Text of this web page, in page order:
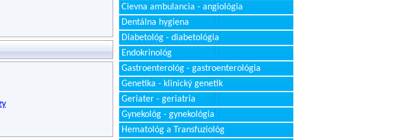
Cievna ambulancia - angiológia
Dentálna hygiena
Diabetológ - diabetológia
Endokrinológ
Gastroenterológ - gastroenterológia
Genetika - klinický genetik
Geriater - geriatria
Gynekológ - gynekológia
Hematológ a Transfuziológ